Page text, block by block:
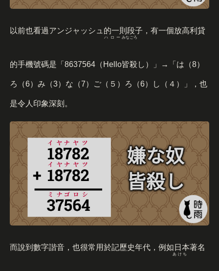
以前也看過アンジャッシュ的一則段子，有一個放高利貸
的手機號碼是「8637564（ Hello
ハロー
皆殺
みなごろ
し）」→「は（8）
ろ（6）み（3）な（7）ご（５）ろ（6）し（４）」，也
是令人印象深刻。
而說到數字諧音，也很常用於記歷史年代，例如日本著名
あけち